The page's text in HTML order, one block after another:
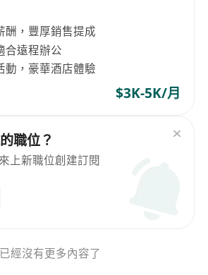
酬，豐厚銷售提成
合遠程辦公
動，豪華酒店體驗
$3K-5K/月
職位？
上新職位創建訂閱
已經沒有更多內容了